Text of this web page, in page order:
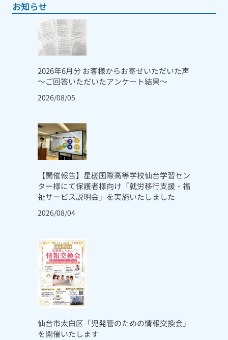
お知らせ
2026年6月分 お客様からお寄せいただいた声
～ご回答いただいたアンケート結果～
2026/08/05
【開催報告】星槎国際高等学校仙台学習セン
ター様にて保護者様向け「就労移行支援・福
祉サービス説明会」を実施いたしました
2026/08/04
仙台市太白区「児発管のための情報交換会」
を開催いたします